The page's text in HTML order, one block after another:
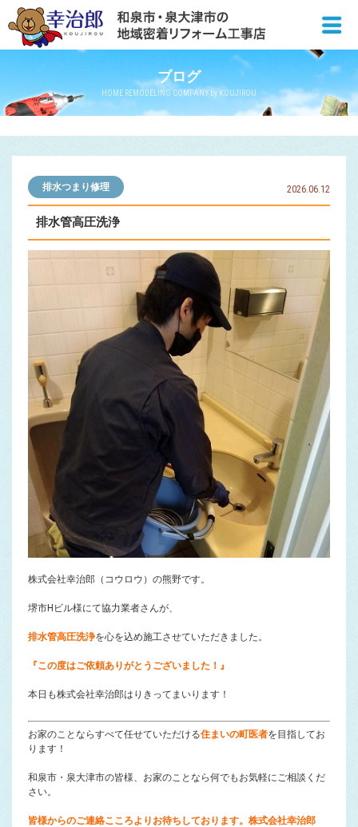
ブログ
HOME REMODELING COMPANY by KOUJIROU
排水つまり修理 2026.06.12
排水管高圧洗浄
株式会社幸治郎（コウロウ）の熊野です。
堺市Hビル様にて協力業者さんが、
排水管高圧洗浄を心を込め施工させていただきました。
『この度はご依頼ありがとうございました！』
本日も株式会社幸治郎はりきってまいります！
お家のことならすべて任せていただける住まいの町医者を目指してお
ります！
和泉市・泉大津市の皆様、お家のことなら何でもお気軽にご相談くだ
さい。
皆様からのご連絡こころよりお待ちしております。株式会社幸治郎